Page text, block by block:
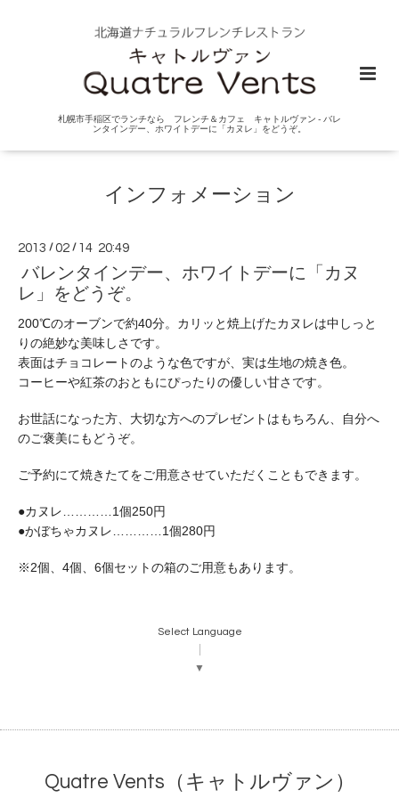
札幌市手稲区でランチなら フレンチ＆カフェ キャトルヴァン - バレ
ンタインデー、ホワイトデーに「カヌレ」をどうぞ。
インフォメーション
2013 /02 / 14 20:49
バレンタインデー、ホワイトデーに「カヌ
レ」をどうぞ。
200℃のオーブンで約40分。 カリッと焼上げたカヌレは中しっ と
りの絶妙な美味しさです。
表面はチョコレートのような色ですが、実は生地の焼き色。
コーヒーや紅茶のおともにぴったりの優しい甘さです。
お世話になった方、大切な方へのプレゼントはもちろん、
自分へ
のご褒美にもどうぞ。
ご予約にて焼きたてをご用意させていただくこともできます。
●カヌレ…………1個250円
●かぼちゃカヌレ…………1個280円
※2個、4個、6個セットの箱のご用意もあります。
Select Language
▼
Quatre Vents（キャトルヴァン）